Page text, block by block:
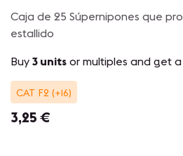
Caja de 25 Súpernipones que
estallido
Buy 3 units or multiples and get
CAT F2 (+16)
3,25 €